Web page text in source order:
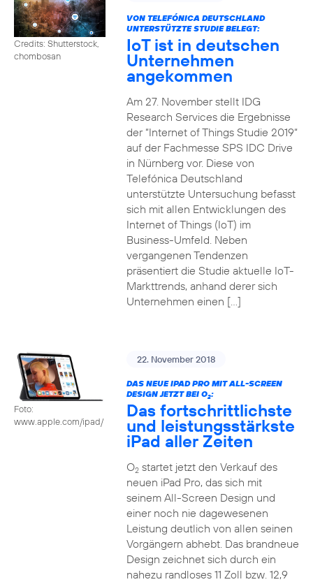
Credits: Shutterstock,
chombosan
VON TELEFÓNICA DEUTSCHLAND
UNTERSTÜTZTE STUDIE BELEGT:
IoT ist in deutschen
Unternehmen
angekommen
Am 27. November stellt IDG
Research Services die Ergebnisse
der “Internet of Things Studie 2019“
auf der Fachmesse SPS IDC Drive
in Nürnberg vor. Diese von
Telefónica Deutschland
unterstützte Untersuchung befasst
sich mit allen Entwicklungen des
Internet of Things (IoT) im
Business-Umfeld. Neben
vergangenen Tendenzen
präsentiert die Studie aktuelle IoT-
Markttrends, anhand derer sich
Unternehmen einen […]
Foto:
www.apple.com/ipad/
22. November 2018
DAS NEUE IPAD PRO MIT ALL-SCREEN
DESIGN JETZT BEI O2:
Das fortschrittlichste
und leistungsstärkste
iPad aller Zeiten
O2startet jetzt den Verkauf des
neuen iPad Pro, das sich mit
seinem All-Screen Design und
einer noch nie dagewesenen
Leistung deutlich von allen seinen
Vorgängern abhebt. Das brandneue
Design zeichnet sich durch ein
nahezu randloses 11 Zoll bzw. 12,9